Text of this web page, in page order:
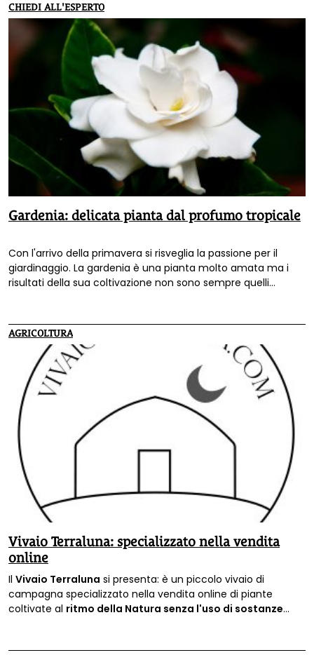
CHIEDI ALL'ESPERTO
Gardenia: delicata pianta dal profumo tropicale
Con l'arrivo della primavera si risveglia la passione per il
giardinaggio. La gardenia è una pianta molto amata ma i
risultati della sua coltivazione non sono sempre quelli
AGRICOLTURA
Vivaio Terraluna: specializzato nella vendita
online
Il Vivaio Terraluna si presenta: è un piccolo vivaio di
campagna specializzato nella vendita online di piante
coltivate al ritmo della Natura senza l'uso di sostanze